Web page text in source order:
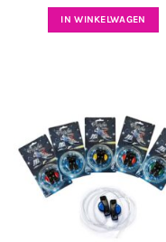
was:
€2,95.
is:
€2,50.
IN WINKELWAGEN